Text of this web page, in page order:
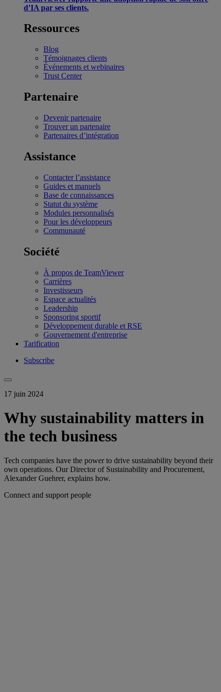
d’IA par ses clients.
Ressources
Blog
Témoignages clients
Événements et webinaires
Trust Center
Partenaire
Devenir partenaire
Trouver un partenaire
Partenaires d’intégration
Assistance
Contacter l’assistance
Guides et manuels
Base de connaissances
Statut du système
Modules personnalisés
Pour les développeurs
Communauté
Société
À propos de TeamViewer
Carrières
Investisseurs
Espace actualités
Leadership
Sponsoring sportif
Développement durable et RSE
Gouvernement d'entreprise
Tarification
Subscribe
17 juin 2024
Why sustainability matters in
the tech business
Tech companies have the power to drive sustainability beyond their
own operations. Our Director of Sustainability and Procurement,
Alexander Guehrer, explains how.
Connect and support people